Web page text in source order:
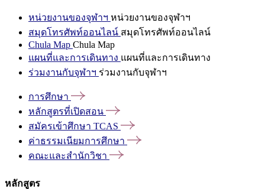
หน่วยงานของจุฬาฯ หน่วยงานของจุฬาฯ
สมุดโทรศัพท์ออนไลน์ สมุดโทรศัพท์ออนไลน์
Chula Map Chula Map
แผนที่และการเดินทาง แผนที่และการเดินทาง
ร่วมงานกับจุฬาฯ ร่วมงานกับจุฬาฯ
การศึกษา
หลักสูตรที่เปิดสอน
สมัครเข้าศึกษา TCAS
ค่าธรรมเนียมการศึกษา
คณะและสำนักวิชา
หลักสูตร